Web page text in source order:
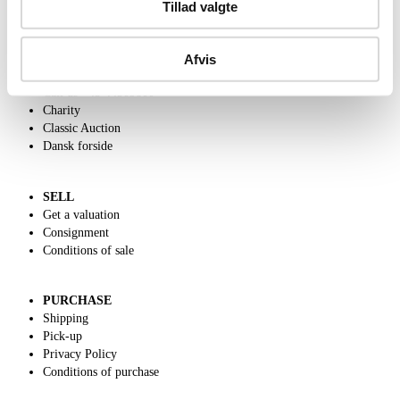
Tillad valgte
Afvis
Call us +45 44509800
Charity
Classic Auction
Dansk forside
SELL
Get a valuation
Consignment
Conditions of sale
PURCHASE
Shipping
Pick-up
Privacy Policy
Conditions of purchase